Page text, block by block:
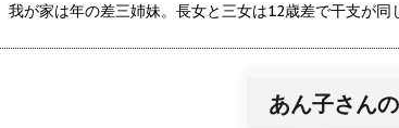
我が家は年の差三姉妹。長女と三女は12歳差で干支が
あん子さん